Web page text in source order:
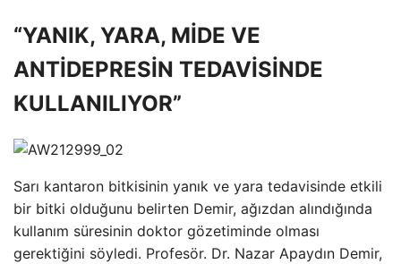
“YANIK, YARA, MİDE VE
ANTİDEPRESİN TEDAVİSİNDE
KULLANILIYOR”
Sarı kantaron bitkisinin yanık ve yara tedavisinde etkili
bir bitki olduğunu belirten Demir, ağızdan alındığında
kullanım süresinin doktor gözetiminde olması
gerektiğini söyledi. Profesör. Dr. Nazar Apaydın Demir,